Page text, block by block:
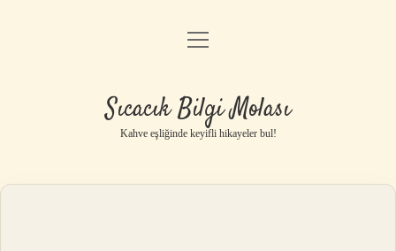
Anasayfa
Yasal Uyarı
menüyü
Sıcacık Bilgi Molası
Kahve eşliğinde keyifli hikayeler bul!